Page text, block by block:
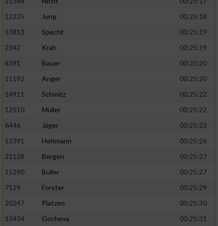
12225
Jung
00:25:18
13813
Specht
00:25:19
2342
Krah
00:25:19
8391
Bauer
00:25:20
11192
Anger
00:25:20
14911
Schmitz
00:25:22
12510
Müller
00:25:22
6446
Jäger
00:25:23
12391
Heitmann
00:25:26
21128
Bergen
00:25:27
15290
Buller
00:25:27
7129
Forster
00:25:29
20247
Platzen
00:25:30
15434
Gocheva
00:25:31